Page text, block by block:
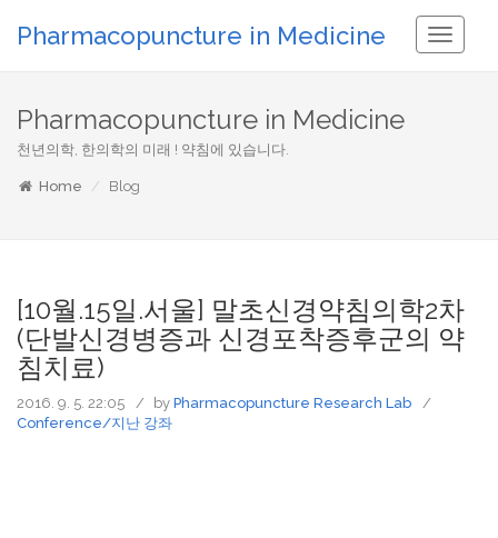
Toggle
Pharmacopuncture in Medicine
Pharmacopuncture in Medicine
천년의학, 한의학의 미래 ! 약침에 있습니다.
Home Blog
[10월.15일.서울] 말초신경약침의학2차
(단발신경병증과 신경포착증후군의 약
침치료)
2016. 9. 5. 22:05 by Pharmacopuncture Research Lab
Conference/지난 강좌